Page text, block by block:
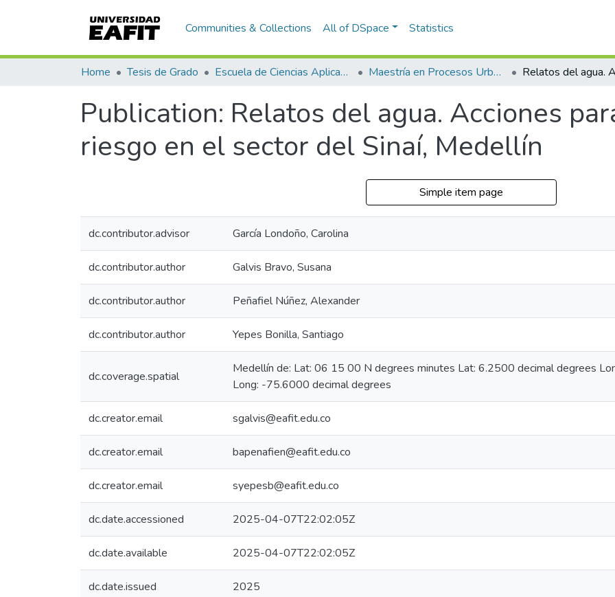
Communities & Collections All of DSpace Statistics
Home Tesis de Grado Escuela de Ciencias Aplicadas e Ingeniería Maestría en Procesos Urbanos y Ambientales (tesis)
Publication: Relatos del agua. Acciones
riesgo en el sector del Sinaí, Medellín
Simple item page
dc.contributor.advisor García Londoño, Carolina
dc.contributor.author Galvis Bravo, Susana
dc.contributor.author Peñafiel Núñez, Alexander
dc.contributor.author Yepes Bonilla, Santiago
dc.coverage.spatial
Medellín de: Lat: 06 15 00 N degrees minutes Lat: 6.2500 decimal degrees
Long: -75.6000 decimal degrees
dc.creator.email sgalvis@eafit.edu.co
dc.creator.email bapenafien@eafit.edu.co
dc.creator.email syepesb@eafit.edu.co
dc.date.accessioned 2025-04-07T22:02:05Z
dc.date.available 2025-04-07T22:02:05Z
dc.date.issued 2025